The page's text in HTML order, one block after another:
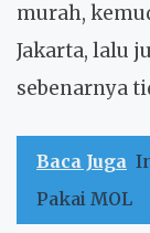
murah,
Jakarta, lalu
sebenarnya
Baca Juga
Pakai MOL